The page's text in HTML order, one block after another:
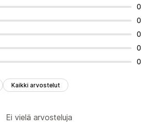
0
0
0
0
0
Kaikki arvostelut
Ei vielä arvosteluja